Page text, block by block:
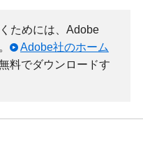
ためには、Adobe
Adobe社のホーム
料でダウンロードす